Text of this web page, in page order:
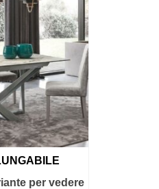
per vedere